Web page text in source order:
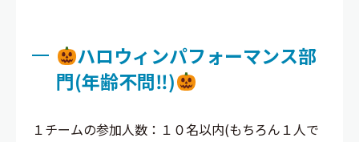
ハロウィンパフォーマンス部
門(年齢不問‼)
１チームの参加人数：１０名以内(もちろん１人で